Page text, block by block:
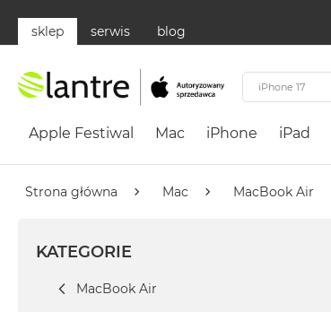
sklep serwis blog
Apple
Neo
MacBook
Neo
Cytrusowożółty
Apple Festiwal Mac iPhone iPad
Strona główna Mac MacBook Air
KATEGORIE
MacBook Air